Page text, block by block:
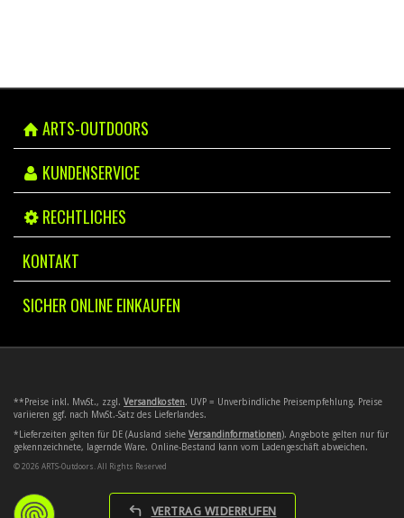
ARTS-OUTDOORS
KUNDENSERVICE
RECHTLICHES
KONTAKT
SICHER ONLINE EINKAUFEN
VERTRAG WIDERRUFEN
**Preise inkl. MwSt., zzgl. Versandkosten. UVP = Unverbindliche Preisempfehlung. Preise
variieren ggf. nach MwSt.-Satz des Lieferlandes.
*Lieferzeiten gelten für DE (Ausland siehe Versandinformationen). Angebote gelten nur für
gekennzeichnete, lagernde Ware. Online-Bestand kann vom Ladengeschäft abweichen.
© 2026 ARTS-Outdoors. All Rights Reserved